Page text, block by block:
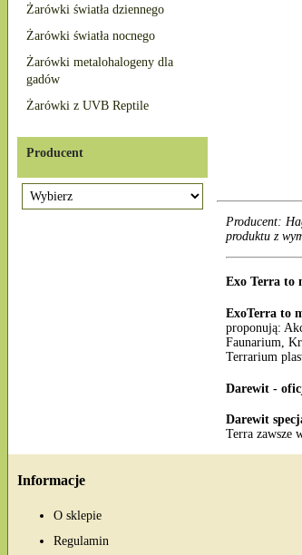
Żarówki światła dziennego
Żarówki światła nocnego
Żarówki metalohalogeny dla
gadów
Żarówki z UVB Reptile
Producent
Producent:
produktu z
Exo Terra to
ExoTerra to
proponują:
Faunarium,
Terrarium
Darewit -
Darewit
Terra zawsze
Informacje
O sklepie
Regulamin